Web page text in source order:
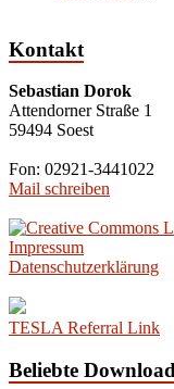
Kontakt
Sebastian Dorok
Attendorner Straße 1
59494 Soest
Fon: 02921-3441022
Mail schreiben
Impressum
Datenschutzerklärung
TESLA Referral Link
Beliebte